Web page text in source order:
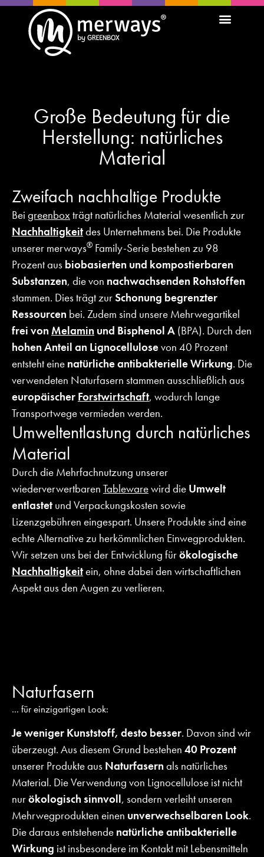
Große Bedeutung für die
Herstellung: natürliches
Material
Zweifach nachhaltige Produkte
Bei greenboxträgt natürliches Material wesentlich zur
Nachhaltigkeitdes Unternehmens bei. Die Produkte
unserer merways® Family-Serie bestehen zu 98
Prozent aus biobasierten und kompostierbaren
Substanzen, die von nachwachsenden Rohstoffen
stammen. Dies trägt zurSchonung begrenzter
Ressourcen bei. Zudem sind unsere Mehrwegartikel
frei von Melamin und Bisphenol A (BPA). Durch den
hohen Anteil an Lignocellulosevon 40 Prozent
entsteht eine natürliche antibakterielle Wirkung. Die
verwendeten Naturfasern stammen ausschließlich aus
europäischer Forstwirtschaft, wodurch lange
Transportwege vermieden werden.
Umweltentlastung durch natürliches
Material
Durch die Mehrfachnutzung unserer
wiederverwertbaren Tablewarewird die Umwelt
entlastet und Verpackungskosten sowie
Lizenzgebühren eingespart. Unsere Produkte sind eine
echte Alternative zu herkömmlichen Einwegprodukten.
Wir setzen uns bei der Entwicklung fürökologische
Nachhaltigkeitein, ohne dabei den wirtschaftlichen
Aspekt aus den Augen zu verlieren.
Naturfasern
... für einzigartigen Look:
Je weniger Kunststoff, desto besser. Davon sind wir
überzeugt. Aus diesem Grund bestehen 40 Prozent
unserer Produkte aus Naturfasern als natürliches
Material. Die Verwendung von Lignocellulose ist nicht
nurökologisch sinnvoll, sondern verleiht unseren
Mehrwegprodukten einen unverwechselbaren Look.
Die daraus entstehende natürliche antibakterielle
Wirkung ist insbesondere im Kontakt mit Lebensmitteln